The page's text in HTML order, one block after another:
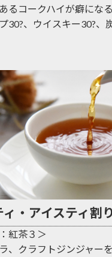
るコークハイが癖になる
30?、ウイスキー30?、
ィ・アイスティ割り
紅茶３＞
、クラフトジンジャーを